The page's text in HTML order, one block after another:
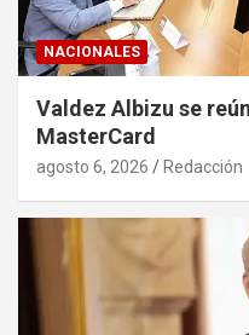
NACIONALES
Valdez Albizu se
MasterCard
agosto 6, 2026 Redacción